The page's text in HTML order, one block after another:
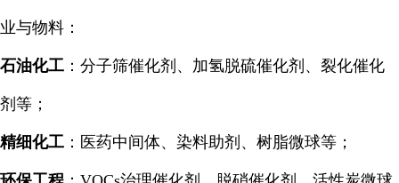
业与物料：
石油化工 ：分子筛催化剂、加氢脱硫催化剂、裂化催化
剂等；
精细化工 ：医药中间体、染料助剂、树脂微球等；